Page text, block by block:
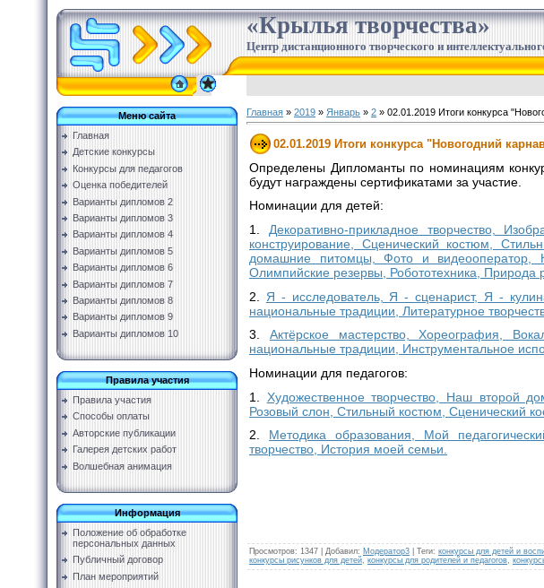
«Крылья творчества»
Центр дистанционного творческого и
Меню сайта
Главная
Детские конкурсы
Конкурсы для педагогов
Оценка победителей
Варианты дипломов 2
Варианты дипломов 3
Варианты дипломов 4
Варианты дипломов 5
Варианты дипломов 6
Варианты дипломов 7
Варианты дипломов 8
Варианты дипломов 9
Варианты дипломов 10
Правила участия
Правила участия
Способы оплаты
Авторские публикации
Галерея детских работ
Волшебная анимация
Информация
Положение об обработке
персональных данных
Публичный договор
План мероприятий
Главная » 2019 » Январь » 2 » 02.01.2019 Итоги конкурса
02.01.2019 Итоги конкурса "Новогодний
Определены Дипломанты по номинациям
будут награждены сертификатами за участие.
Номинации для детей:
1. Декоративно-прикладное творчество,
конструирование, Сценический костюм,
домашние питомцы, Фото и видеооператор,
Олимпийские резервы, Робототехника,
2. Я - исследователь, Я - сценарист, Я -
национальные традиции, Литературное
3. Актёрское мастерство, Хореография,
национальные традиции, Инструментальное
Номинации для педагогов:
1. Художественное творчество, Наш второй
Розовый слон, Стильный костюм, Сценический
2. Методика образования, Мой
творчество, История моей семьи.
Просмотров: 1347 Добавил: Модератор3 Теги: конкурсы для детей и
конкурсы рисунков для детей конкурсы для родителей и педагогов